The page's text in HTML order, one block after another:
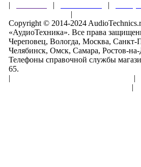
| | |
|
Copyright © 2014-2024
«АудиоТехника». Все права
Череповец, Вологда, Москва, Санкт-
Челябинск, Омск, Самара, Ростов-
Телефоны справочной службы
65.
|
|
|